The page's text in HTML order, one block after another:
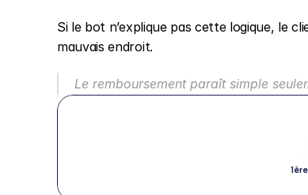
Si le bot n’explique pas cette logique, le
mauvais endroit.
Le remboursement paraît simple